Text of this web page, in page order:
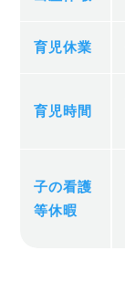
育児休業
育児時間
子の看護
等休暇